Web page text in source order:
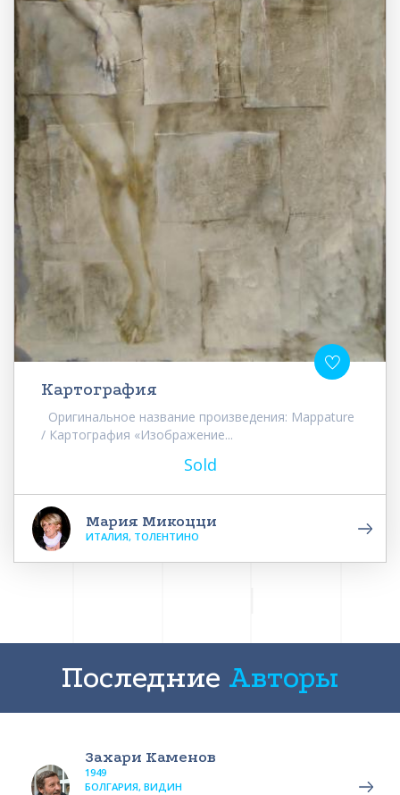
Картография
Оригинальное название произведения: Mappature
/ Картография «Изображение...
Sold
Мария Микоцци
ИТАЛИЯ, ТОЛЕНТИНО
Последние Авторы
Захари Каменов
1949
БОЛГАРИЯ, ВИДИН